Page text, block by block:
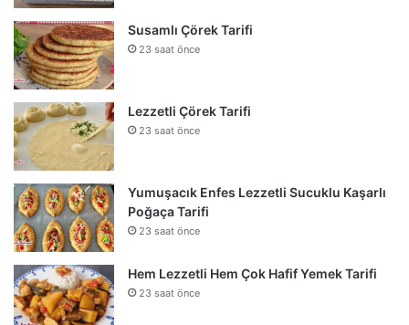
Susamlı Çörek Tarifi
23 saat önce
Lezzetli Çörek Tarifi
23 saat önce
Yumuşacık Enfes Lezzetli Sucuklu Kaşarlı
Poğaça Tarifi
23 saat önce
Hem Lezzetli Hem Çok Hafif Yemek Tarifi
23 saat önce